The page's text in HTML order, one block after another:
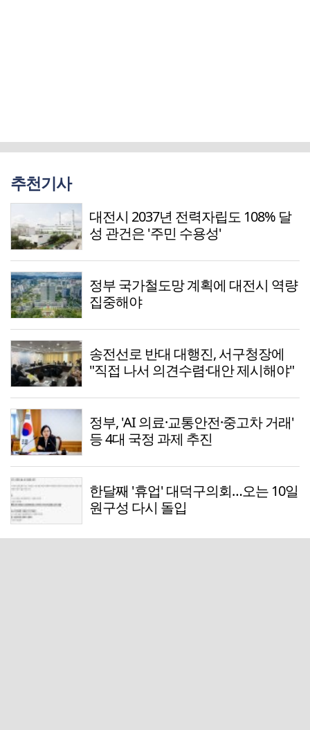
추천기사
대전시 2037년 전력자립도 108% 달
성 관건은 '주민 수용성'
정부 국가철도망 계획에 대전시 역량
집중해야
송전선로 반대 대행진, 서구청장에
"직접 나서 의견수렴·대안 제시해야"
정부, 'AI 의료·교통안전·중고차 거래'
등 4대 국정 과제 추진
한달째 '휴업' 대덕구의회…오는 10일
원구성 다시 돌입